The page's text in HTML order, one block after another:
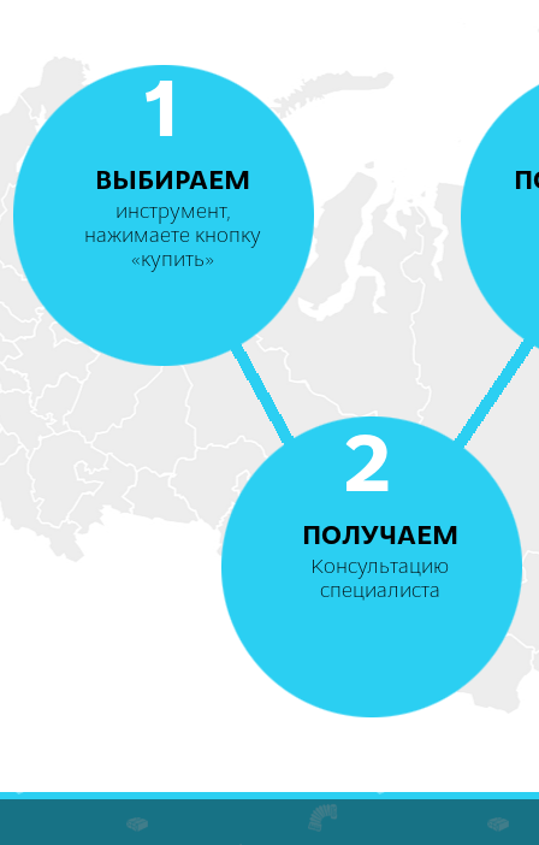
1
ВЫБИРАЕМ
инструмент,
нажимаете кнопку
«купить»
2
ПОЛУЧАЕМ
Консультацию
специалиста